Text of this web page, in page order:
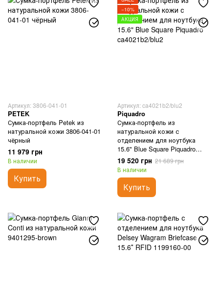
Артикул: 3806-041-01
PETEK
Сумка-портфель Petek из
натуральной кожи 3806-041-01
чёрный
11 979 грн
В наличии
Купить
−10%
АКЦИЯ
Артикул: ca4021b2/blu2
Piquadro
Сумка-портфель из
натуральной кожи с
отделением для ноутбука
15.6" Blue Square Piquadro
ca4021b2/blu2
19 520 грн 21 689 грн
В наличии
Купить